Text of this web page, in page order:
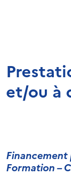
et/ou à
Formation –